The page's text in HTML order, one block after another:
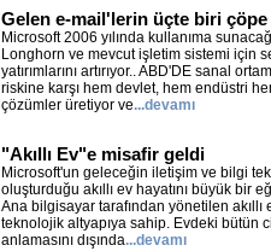
Gelen e-mail'lerin üçte biri
Microsoft 2006 yılında kullanıma
Longhorn ve mevcut işletim sistemi için
yatırımlarını artırıyor.. ABD'DE sanal
riskine karşı hem devlet, hem endüstri
çözümler üretiyor ve...devamı
"Akıllı Ev"e misafir geldi
Microsoft'un geleceğin iletişim ve bilgi
oluşturduğu akıllı ev hayatını büyük bir
Ana bilgisayar tarafından yönetilen akıllı
teknolojik altyapıya sahip. Evdeki bütün
anlamasını dışında...devamı